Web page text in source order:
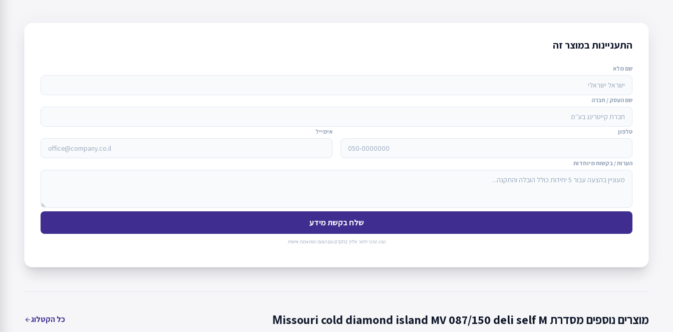
התעניינות במוצר זה
שם מלא
שם העסק / חברה
טלפון אימייל
הערות / בקשות מיוחדות
שלח בקשת מידע
נציג טכני יחזור אליך בהקדם עם הצעה מותאמת אישית
מוצרים נוספים מסדרת Мissouri cold diamond island MV 087/150 deli self M כל הקטלוגarrow_back